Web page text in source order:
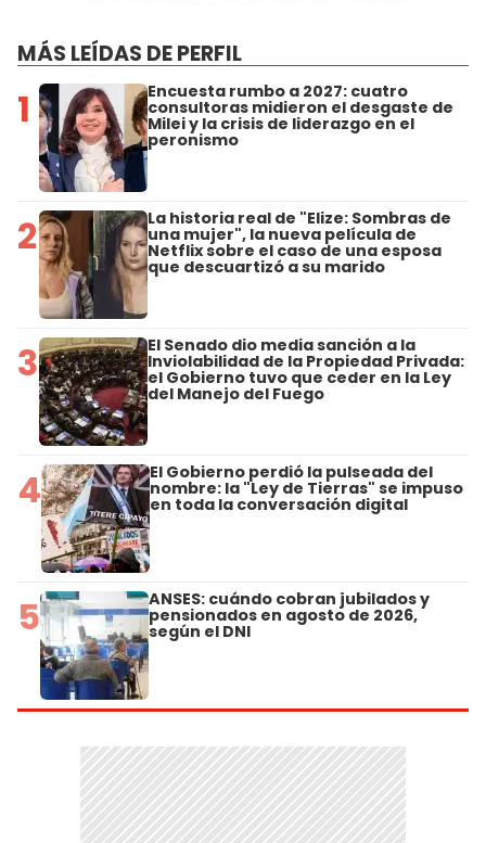
MÁS LEÍDAS DE PERFIL
1 Encuesta rumbo a 2027: cuatro
consultoras midieron el desgaste de
Milei y la crisis de liderazgo en el
peronismo
2 La historia real de "Elize: Sombras de
una mujer", la nueva película de
Netflix sobre el caso de una esposa
que descuartizó a su marido
3 El Senado dio media sanción a la
Inviolabilidad de la Propiedad Privada:
el Gobierno tuvo que ceder en la Ley
del Manejo del Fuego
4 El Gobierno perdió la pulseada del
nombre: la "Ley de Tierras" se impuso
en toda la conversación digital
5 ANSES: cuándo cobran jubilados y
pensionados en agosto de 2026,
según el DNI